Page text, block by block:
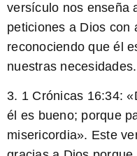
versículo nos enseña
peticiones a Dios con
reconociendo que él
nuestras necesidades.
3. 1 Crónicas 16:34:
él es bueno; porque
misericordia». Este